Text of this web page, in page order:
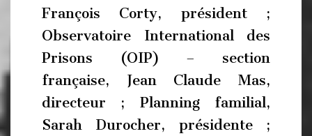
François Corty, président ;
Observatoire International des
Prisons (OIP) – section
française, Jean Claude Mas,
directeur ; Planning familial,
Sarah Durocher, présidente ;